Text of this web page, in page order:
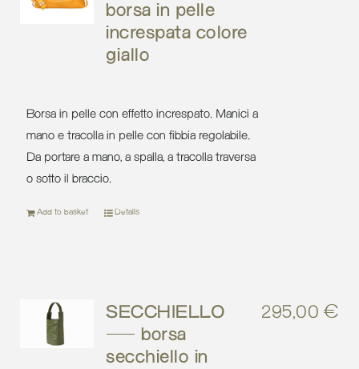
borsa in pelle
increspata colore
giallo
Borsa in pelle con effetto increspato. Manici a
mano e tracolla in pelle con fibbia regolabile.
Da portare a mano, a spalla, a tracolla traversa
o sotto il braccio.
Add to basket Details
SECCHIELLO
– borsa
secchiello in
295,00€